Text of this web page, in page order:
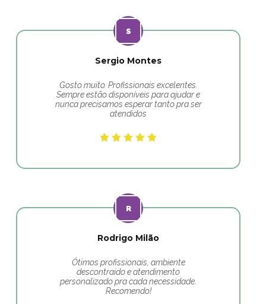
Sergio Montes
Gosto muito. Profissionais excelentes.
Sempre estão disponíveis para ajudar e
nunca precisamos esperar tanto pra ser
atendidos
Rodrigo Milão
Ótimos profissionais, ambiente
descontraído e atendimento
personalizado pra cada necessidade.
Recomendo!